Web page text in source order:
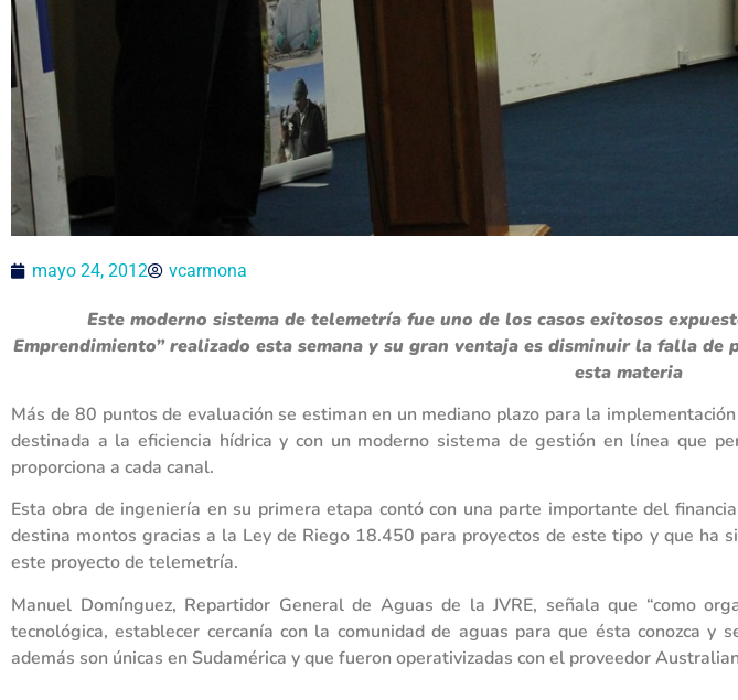
mayo 24, 2012 vcarmona
Este moderno sistema de telemetría fue uno de los casos exitosos
Emprendimiento” realizado esta semana y su gran ventaja es disminuir la falla
esta materia
Más de 80 puntos de evaluación se estiman en un mediano plazo para la
destinada a la eficiencia hídrica y con un moderno sistema de gestión en línea que
proporciona a cada canal.
Esta obra de ingeniería en su primera etapa contó con una parte importante del
destina montos gracias a la Ley de Riego 18.450 para proyectos de este tipo y que ha
este proyecto de telemetría.
Manuel Domínguez, Repartidor General de Aguas de la JVRE, señala que “como
tecnológica, establecer cercanía con la comunidad de aguas para que ésta conozca
además son únicas en Sudamérica y que fueron operativizadas con el proveedor